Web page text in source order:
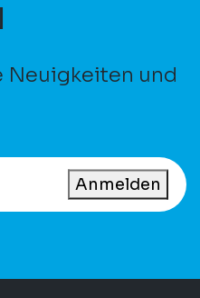
Neuigkeiten und
Anmelden